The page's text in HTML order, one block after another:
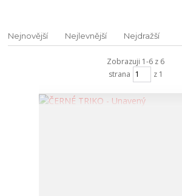
Nejnovější Nejlevnější Nejdražší
Zobrazuji 1-6 z 6
strana
z 1